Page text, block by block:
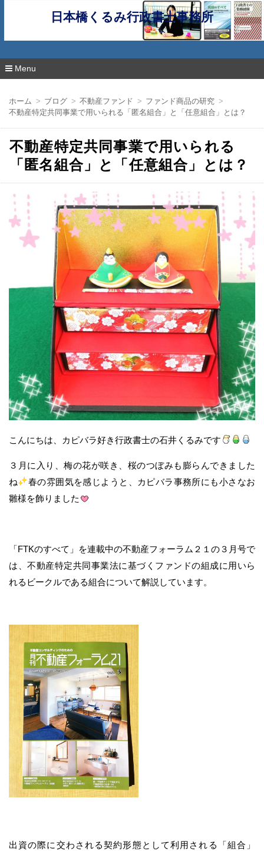
日本橋くるみ行政書士事務所
Menu
ホーム ブログ 不動産ファンド
ファンド商品の研究
不動産特定共同事業で用いられる「匿名組合」と「任意組合」とは？
不動産特定共同事業で用いられる
「匿名組合」と「任意組合」とは？
こんにちは、カピバラ好き行政書士の石井くるみです
３月に入り、梅の花が咲き、桜のつぼみも膨らんできました
ね
春の雰囲気を感じようと、カピバラ事務所にも小さなお
雛様を飾りました
「FTKのすべて」を連載中の不動産フォーラム２１の３月号で
は、不動産特定共同事業法に基づくファンドの組成に用いら
れるビークルである組合について解説しています。
出資の際に交わされる契約形態として利用される「組合」